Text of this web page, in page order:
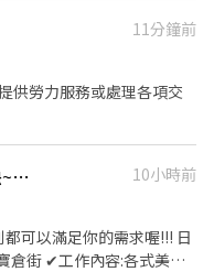
) ．其他主管交辦事項 條
描型非手寫輸入) ．具備
) ．做事細心，能清楚分
頭) ．具備電子產業撿貨經
11分鐘前
供勞力服務或處理各項交
可選假日班或週休二日的物流職缺~時薪200UP/日夜都有
10小時前
可以滿足你的需求喔!!! 日